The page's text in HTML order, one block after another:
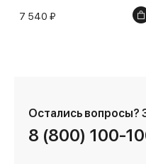
универсальный 3/4" для
горячей воды
7 540 ₽
Остались вопросы?
8 (800) 100-